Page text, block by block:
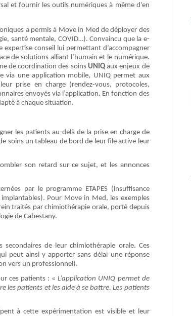
et fournir les outils numériques à même d’en
a permis à Move in Med de déployer des
santé mentale, COVID…). Convaincu que la e-
conseil lui permettant d’accompagner
de solutions alliant l’humain et le numérique.
de coordination des soins UNIQaux enjeux de
via une application mobile, UNIQ permet aux
prise en charge (rendez-vous, protocoles,
envoyés via l’application. En fonction des
à chaque situation.
les patients au-delà de la prise en charge de
soins un tableau de bord de leur file active leur
son retard sur ce sujet, et les annonces
par le programme ETAPES (insuffisance
Pour Move in Med, les exemples
traités par chimiothérapie orale, porté depuis
de Cabestany.
de leur chimiothérapie orale. Ces
peut ainsi y apporter sans délai une réponse
vers un professionnel).
ces patients : «L’application UNIQ permet de
les patients et les aide à se battre. Les patients
à cette expérimentation est visible et leur